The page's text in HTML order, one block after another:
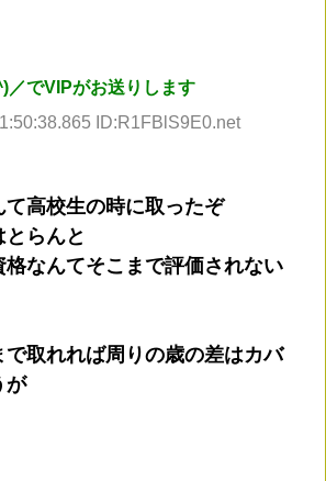
／でVIPがお送りします
ID:R1FBlS9E0.net
て高校生の時に取ったぞ
らんと
格なんてそこまで評価されない
取れれば周りの歳の差はカバ
が